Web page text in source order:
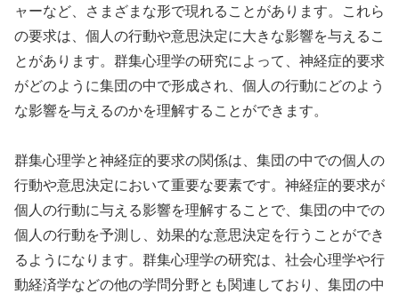
ャーなど、さまざまな形で現れることがあります。これら
の要求は、個人の行動や意思決定に大きな影響を与えるこ
とがあります。群集心理学の研究によって、神経症的要求
がどのように集団の中で形成され、個人の行動にどのよう
な影響を与えるのかを理解することができます。
群集心理学と神経症的要求の関係は、集団の中での個人の
行動や意思決定において重要な要素です。神経症的要求が
個人の行動に与える影響を理解することで、集団の中での
個人の行動を予測し、効果的な意思決定を行うことができ
るようになります。群集心理学の研究は、社会心理学や行
動経済学などの他の学問分野とも関連しており、集団の中